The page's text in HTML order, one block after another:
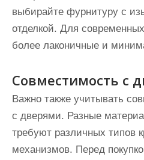
выбирайте фурнитуру с
отделкой. Для
более лаконичные и
Совместимость с
Важно также учитывать
с дверями. Разные
требуют различных типов
механизмов. Перед